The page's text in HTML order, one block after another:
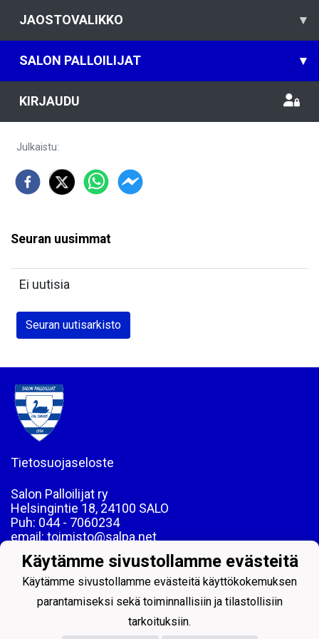
JAOSTOVALIKKO ▾
SALON PALLOILIJAT ▾
KIRJAUDU
Julkaistu:
Seuran uusimmat
Ei uutisia
Seuran uutisarkisto
Tietosuojaseloste
Salon Palloilijat ry
Helsingintie 18, 24100 SALO
Puh: 044 - 7060234
email: toimisto@salpa.net
LY 0139538-2
Käytämme sivustollamme evästeitä
Käytämme sivustollamme evästeitä käyttökokemuksen
parantamiseksi sekä toiminnallisiin ja tilastollisiin
tarkoituksiin.